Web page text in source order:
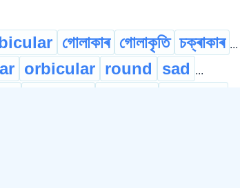
গোলাকাৰ গোলাকৃতি চক্ৰাকাৰ ...
orbicular round sad ...